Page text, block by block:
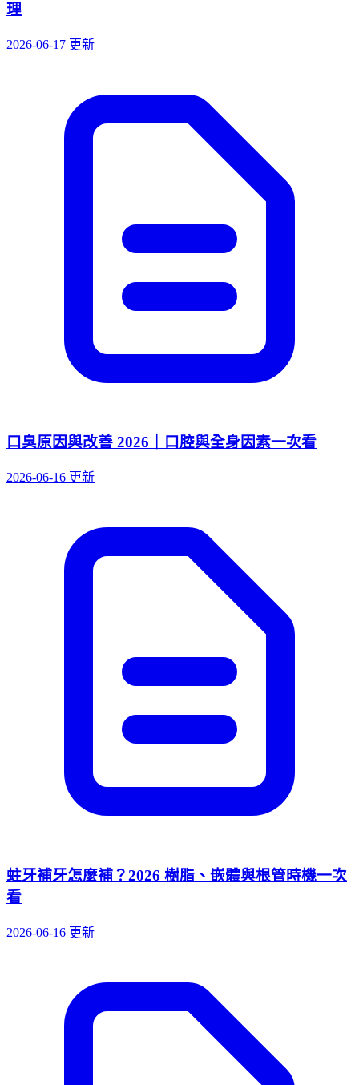
理
2026-06-17 更新
口臭原因與改善 2026｜口腔與全身因素一次看
2026-06-16 更新
蛀牙補牙怎麼補？2026 樹脂、嵌體與根管時機一次
看
2026-06-16 更新